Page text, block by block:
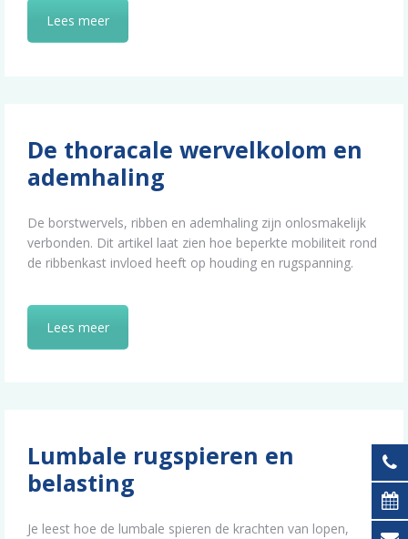
Lees meer
De thoracale wervelkolom en
ademhaling
De borstwervels, ribben en ademhaling zijn onlosmakelijk
verbonden. Dit artikel laat zien hoe beperkte mobiliteit rond
de ribbenkast invloed heeft op houding en rugspanning.
Lees meer
Lumbale rugspieren en
belasting
Je leest hoe de lumbale spieren de krachten van lopen,